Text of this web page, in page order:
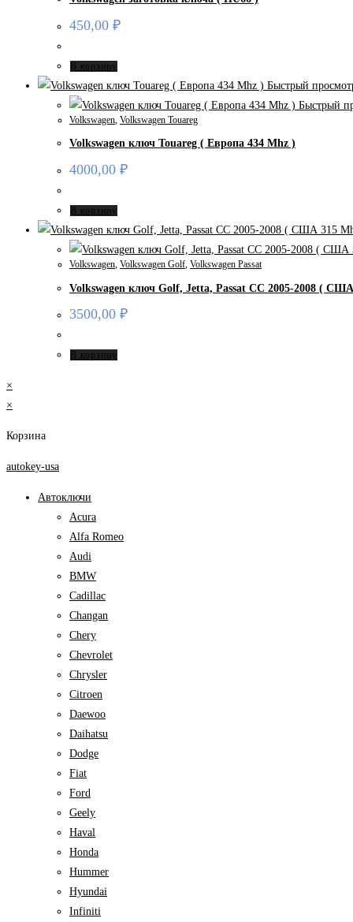
450,00 ₽
В корзину
Быстрый
Быстрый
Volkswagen, Volkswagen Touareg
Volkswagen ключ Touareg ( Европа 434 Mhz )
4000,00 ₽
В корзину
Volkswagen, Volkswagen Golf, Volkswagen Passat
Volkswagen ключ Golf, Jetta, Passat CC 2005-2008 (
3500,00 ₽
В корзину
×
×
Корзина
autokey-usa
Автоключи
Acura
Alfa Romeo
Audi
BMW
Cadillac
Changan
Chery
Chevrolet
Chrysler
Citroen
Daewoo
Daihatsu
Dodge
Fiat
Ford
Geely
Haval
Honda
Hummer
Hyundai
Infiniti